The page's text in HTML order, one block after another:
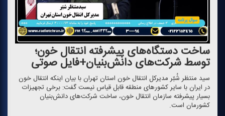
ساخت دستگاه‌های پیشرفته انتقال خون؛
توسط شركت‌های دانش‌بنیان+فایل صوتی
سید منتظر شُبّر مدیركل انتقال خون استان تهران با بیان اینكه انتقال خون
در ایران با سایر كشورهای منطقه قابل قیاس نیست گفت: برخی تجهیزات
بسیار پیشرفته سازمان انتقال خون، ساخت شركت‌های دانش‌بنیان
كشورمان است.